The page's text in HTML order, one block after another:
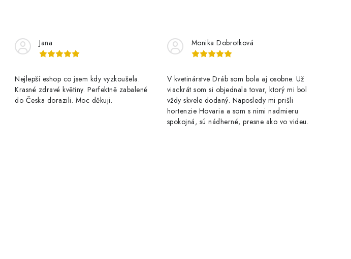
Jana
Nejlepší eshop co jsem kdy vyzkoušela.
Krasné zdravé květiny. Perfektně zabalené
do Česka dorazili. Moc děkuji.
Monika Dobrotková
V kvetinárstve Dráb som bola aj osobne. Už
viackrát som si objednala tovar, ktorý mi bol
vždy skvele dodaný. Naposledy mi prišli
hortenzie Hovaria a som s nimi nadmieru
spokojná, sú nádherné, presne ako vo videu.